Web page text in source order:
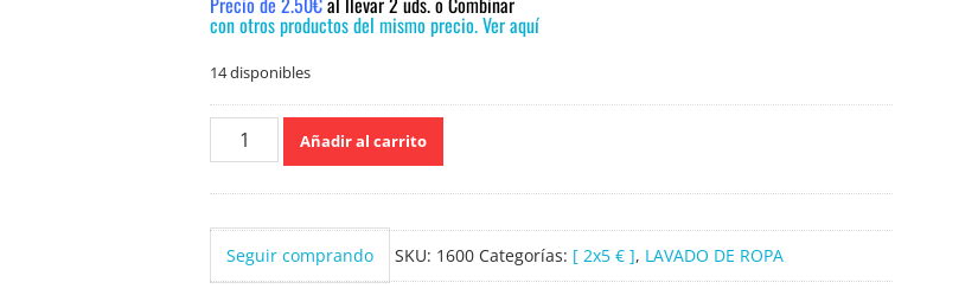
con otros productos del mismo precio. Ver aquí
14 disponibles
Sanytol
Desinfectante
cantidad
Añadir al carrito
Seguir comprando SKU: 1600 Categorías: [ 2x5 € ], LAVADO DE ROPA